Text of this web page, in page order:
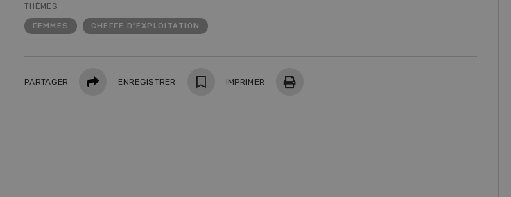
THÈMES
FEMMES CHEFFE D’EXPLOITATION
PARTAGER PartagerENREGISTRER IMPRIMER
Wiedlisbach pour des